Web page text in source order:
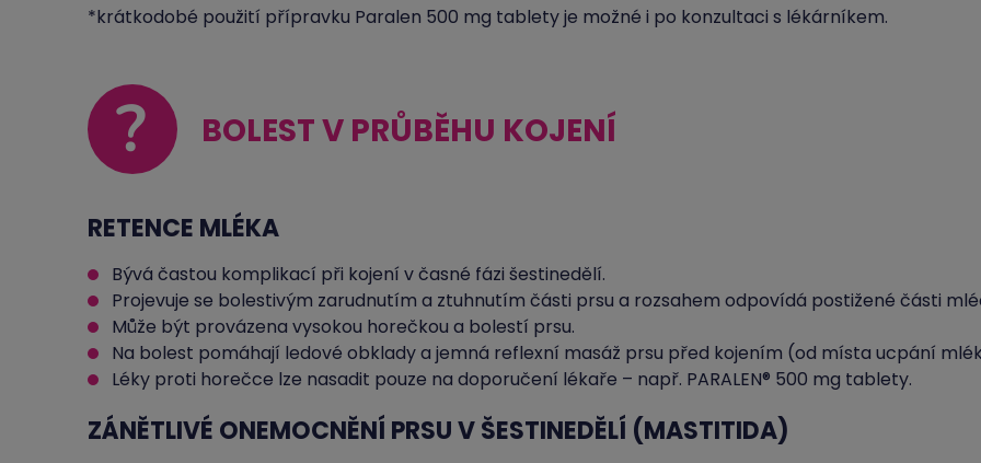
*krátkodobé použití přípravku Paralen 500 mg tablety je možné i po konzultaci s lékárníkem.
? BOLEST V PRŮBĚHU KOJENÍ
RETENCE MLÉKA
Bývá častou komplikací při kojení v časné fázi šestinedělí.
Projevuje se bolestivým zarudnutím a ztuhnutím části prsu a rozsahem odpovídá postižené části
Může být provázena vysokou horečkou a bolestí prsu.
Na bolest pomáhají ledové obklady a jemná reflexní masáž prsu před kojením (od místa ucpání
Léky proti horečce lze nasadit pouze na doporučení lékaře – např. PARALEN® 500 mg tablety.
ZÁNĚTLIVÉ ONEMOCNĚNÍ PRSU V ŠESTINEDĚLÍ (MASTITIDA)